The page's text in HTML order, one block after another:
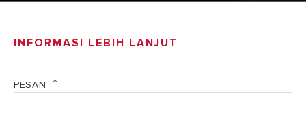
INFORMASI LEBIH LANJUT
PESAN